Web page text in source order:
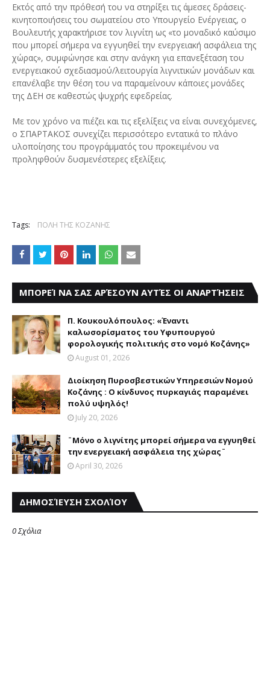
Εκτός από την πρόθεσή του να στηρίξει τις άμεσες δράσεις-
κινητοποιήσεις του σωματείου στο Υπουργείο Ενέργειας, ο
Βουλευτής χαρακτήρισε τον λιγνίτη ως «το μοναδικό καύσιμο
που μπορεί σήμερα να εγγυηθεί την ενεργειακή ασφάλεια της
χώρας», συμφώνησε και στην ανάγκη για επανεξέταση του
ενεργειακού σχεδιασμού/λειτουργία λιγνιτικών μονάδων και
επανέλαβε την θέση του να παραμείνουν κάποιες μονάδες
της ΔΕΗ σε καθεστώς ψυχρής εφεδρείας.
Με τον χρόνο να πιέζει και τις εξελίξεις να είναι συνεχόμενες,
ο ΣΠΑΡΤΑΚΟΣ συνεχίζει περισσότερο εντατικά το πλάνο
υλοποίησης του προγράμματός του προκειμένου να
προληφθούν δυσμενέστερες εξελίξεις.
Tags: ΠΟΛΗ ΤΗΣ ΚΟΖΑΝΗΣ
ΜΠΟΡΕΊ ΝΑ ΣΑΣ ΑΡΈΣΟΥΝ ΑΥΤΈΣ ΟΙ ΑΝΑΡΤΉΣΕΙΣ
Π. Κουκουλόπουλος: «Έναντι
καλωσορίσματος του Υφυπουργού
φορολογικής πολιτικής στο νομό Κοζάνης»
August 01, 2026
Διοίκηση Πυροσβεστικών Υπηρεσιών Νομού
Κοζάνης : Ο κίνδυνος πυρκαγιάς παραμένει
πολύ υψηλός!
July 20, 2026
¨Μόνο ο λιγνίτης μπορεί σήμερα να εγγυηθεί
την ενεργειακή ασφάλεια της χώρας¨
April 30, 2026
ΔΗΜΟΣΊΕΥΣΗ ΣΧΟΛΊΟΥ
0 Σχόλια